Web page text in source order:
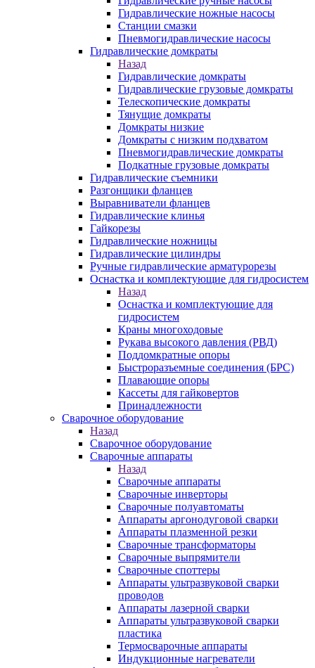
Гидравлические ножные насосы
Станции смазки
Пневмогидравлические насосы
Гидравлические домкраты
Назад
Гидравлические домкраты
Гидравлические грузовые домкраты
Телескопические домкраты
Тянущие домкраты
Домкраты низкие
Домкраты с низким подхватом
Пневмогидравлические домкраты
Подкатные грузовые домкраты
Гидравлические съемники
Разгонщики фланцев
Выравниватели фланцев
Гидравлические клинья
Гайкорезы
Гидравлические ножницы
Гидравлические цилиндры
Ручные гидравлические арматурорезы
Оснастка и комплектующие для гидросистем
Назад
Оснастка и комплектующие для
гидросистем
Краны многоходовые
Рукава высокого давления (РВД)
Поддомкратные опоры
Быстроразъемные соединения (БРС)
Плавающие опоры
Кассеты для гайковертов
Принадлежности
Сварочное оборудование
Назад
Сварочное оборудование
Сварочные аппараты
Назад
Сварочные аппараты
Сварочные инверторы
Сварочные полуавтоматы
Аппараты аргонодуговой сварки
Аппараты плазменной резки
Сварочные трансформаторы
Сварочные выпрямители
Сварочные споттеры
Аппараты ультразвуковой сварки
проводов
Аппараты лазерной сварки
Аппараты ультразвуковой сварки
пластика
Термосварочные аппараты
Индукционные нагреватели